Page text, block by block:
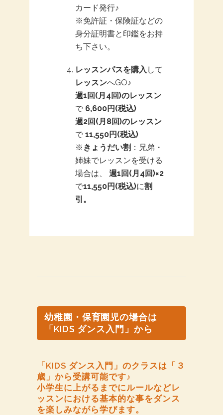
カード発行♪
※免許証・保険証などの
身分証明書と印鑑をお持
ち下さい。
レッスンパスを購入 して
レッスンへGO♪
週1回(月4回)のレッスン
で 6,600円(税込)
週2回(月8回)のレッスン
で 11,550円(税込)
※ きょうだい割 ：兄弟・
姉妹でレッスンを受ける
場合は、
週1回(月4回)×2
で11,550円 (税込)に割
引。
幼稚園・保育園児の場合は
「KIDS ダンス入門」から
「KIDS ダンス入門」のクラスは「３
歳」から受講可能です♪
小学生に上がるまでにルールなどレ
ッスンにおける基本的な事をダンス
を楽しみながら学びます。